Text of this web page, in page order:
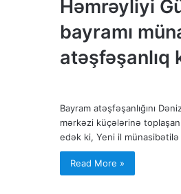
Həmrəyliyi
bayramı
atəşfəşanlıq
Bayram atəşfəşanlığını
mərkəzi küçələrinə
edək ki, Yeni il
Read More »